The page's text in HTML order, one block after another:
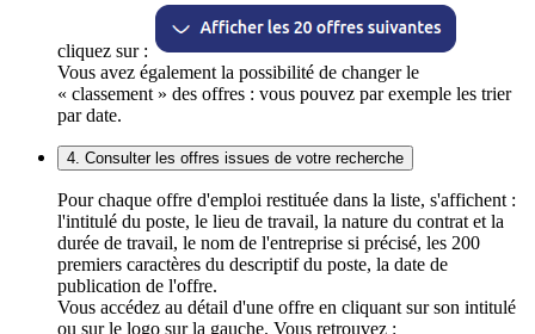
cliquez sur :
Vous avez également la possibilité de changer le
« classement » des offres : vous pouvez par exemple les trier
par date.
4. Consulter les offres issues de votre recherche
Pour chaque offre d'emploi restituée dans la liste, s'affichent :
l'intitulé du poste, le lieu de travail, la nature du contrat et la
durée de travail, le nom de l'entreprise si précisé, les 200
premiers caractères du descriptif du poste, la date de
publication de l'offre.
Vous accédez au détail d'une offre en cliquant sur son intitulé
ou sur le logo sur la gauche. Vous retrouvez :